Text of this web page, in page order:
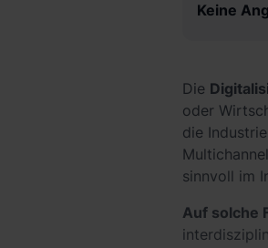
Keine
Die
oder
die
sinnvoll im
Auf solche